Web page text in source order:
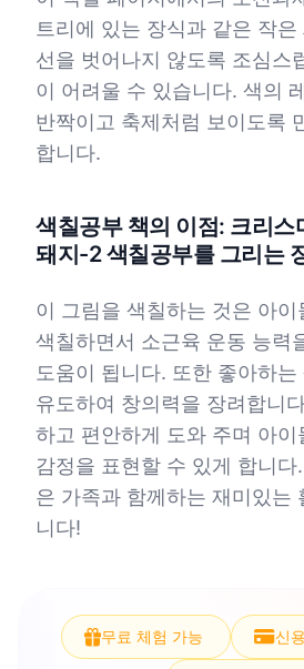
트리에 있는 장식과 같은 작
선을 벗어나지 않도록 조심스
이 어려울 수 있습니다. 색의
반짝이고 축제처럼 보이도록
합니다.
색칠공부 책의 이점: 크리스
돼지-2 색칠공부를 그리는
이 그림을 색칠하는 것은 아
색칠하면서 소근육 운동 능력
도움이 됩니다. 또한 좋아하
유도하여 창의력을 장려합니
하고 편안하게 도와 주며 아
감정을 표현할 수 있게 합니다
은 가족과 함께하는 재미있는
니다!
무료 체험 가능 신